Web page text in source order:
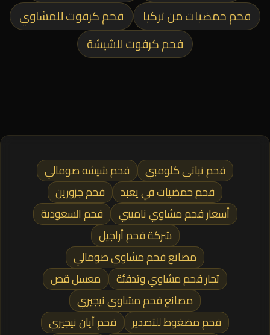
فحم حمضيات من تركيا
فحم كرفوت للمشاوي
فحم كرفوت للشيشة
فحم نباتي كلومبي
فحم شيشه صومالي
فحم حمضيات في يعبد
فحم جزورين
أسعار فحم مشاوي ناميبي
فحم السعودية
شركة فحم أراجيل
مصانع فحم مشاوي صومالي
تجار فحم مشاوي وتدفئة
معسل قص
مصانع فحم مشاوي نيجيري
فحم مضغوط للتصدير
فحم آيان نيجيري